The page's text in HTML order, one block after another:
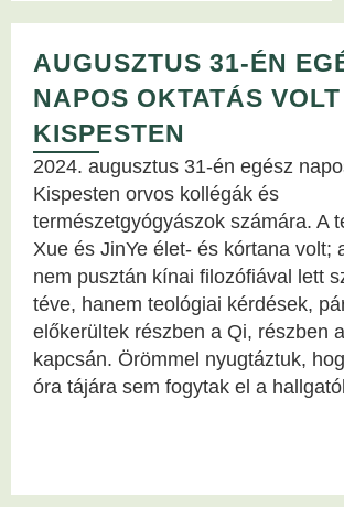
AUGUSZTUS 31-ÉN
NAPOS OKTATÁS VOLT
KISPESTEN
2024. augusztus 31-én egész
Kispesten orvos kollégák és
természetgyógyászok számára. A
Xue és JinYe élet- és kórtana volt;
nem pusztán kínai filozófiával lett
téve, hanem teológiai kérdések,
előkerültek részben a Qi, részben
kapcsán. Örömmel nyugtáztuk,
óra tájára sem fogytak el a